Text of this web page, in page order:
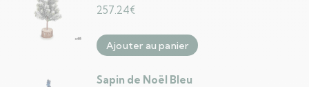
257.24€
Ajouter au panier
Sapin de Noël Bleu